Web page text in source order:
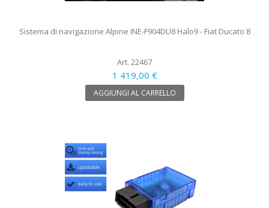
Sistema di navigazione Alpine INE-F904DU8 Halo9 - Fiat Ducato 8
Art. 22467
1 419,00 €
AGGIUNGI AL CARRELLO